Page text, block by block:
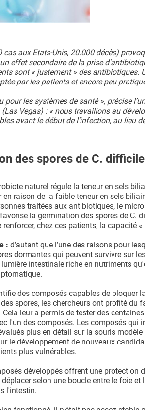
aux Etats-Unis, 20.000 décès)
effet secondaire de la prise
sont « justement » des antibiotiques.
par les patients et encore peu
pour les systèmes de santé », précise
Vegas) : « nous travaillons au
avant le début de l'infection, au lieu
des spores de C. difficile
naturel régule la teneur en sels
en raison de la faible teneur en sels
traitées aux antibiotiques, le
la germination des spores de C.
renforcer, chez ces patients, la capacité
: d’autant que l’une des raisons pour
dormantes qui peuvent survivre sur
intestinale riche en nutriments
des composés capables de bloquer
spores, les chercheurs ont profité du
Cela leur a permis de tester des
l'un des composés. Les composés
plus en détail sur la souris
le développement de nouveaux
plus vulnérables.
développés offrent une protection
selon une boucle entre le foie
l'intestin.